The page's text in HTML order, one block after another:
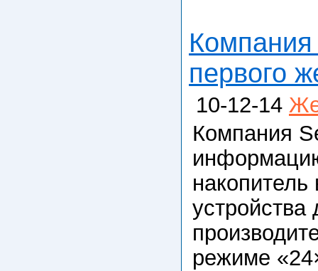
Компания
первого
10-12-14
Компания
устройства
режиме